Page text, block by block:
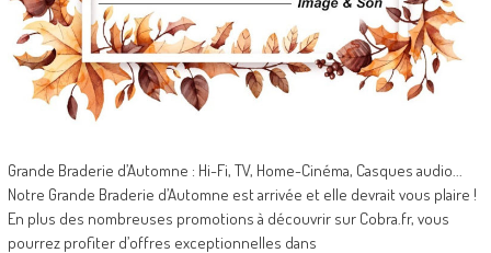
Grande Braderie d’Automne : Hi-Fi, TV, Home-Cinéma, Casques audio...
Notre Grande Braderie d’Automne est arrivée et elle devrait vous plaire !
En plus des nombreuses promotions à découvrir sur Cobra.fr, vous
pourrez profiter d’offres exceptionnelles dans